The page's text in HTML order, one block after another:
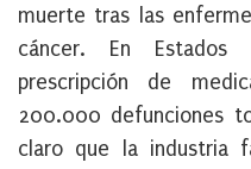
muerte tras las
cáncer. En
prescripción de
200.000 defunciones
claro que la industria